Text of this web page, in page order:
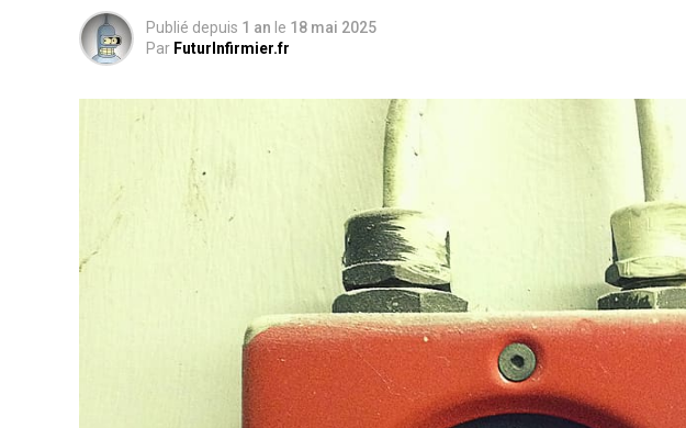
Publié depuis 1 an le 18 mai 2025
Par FuturInfirmier.fr